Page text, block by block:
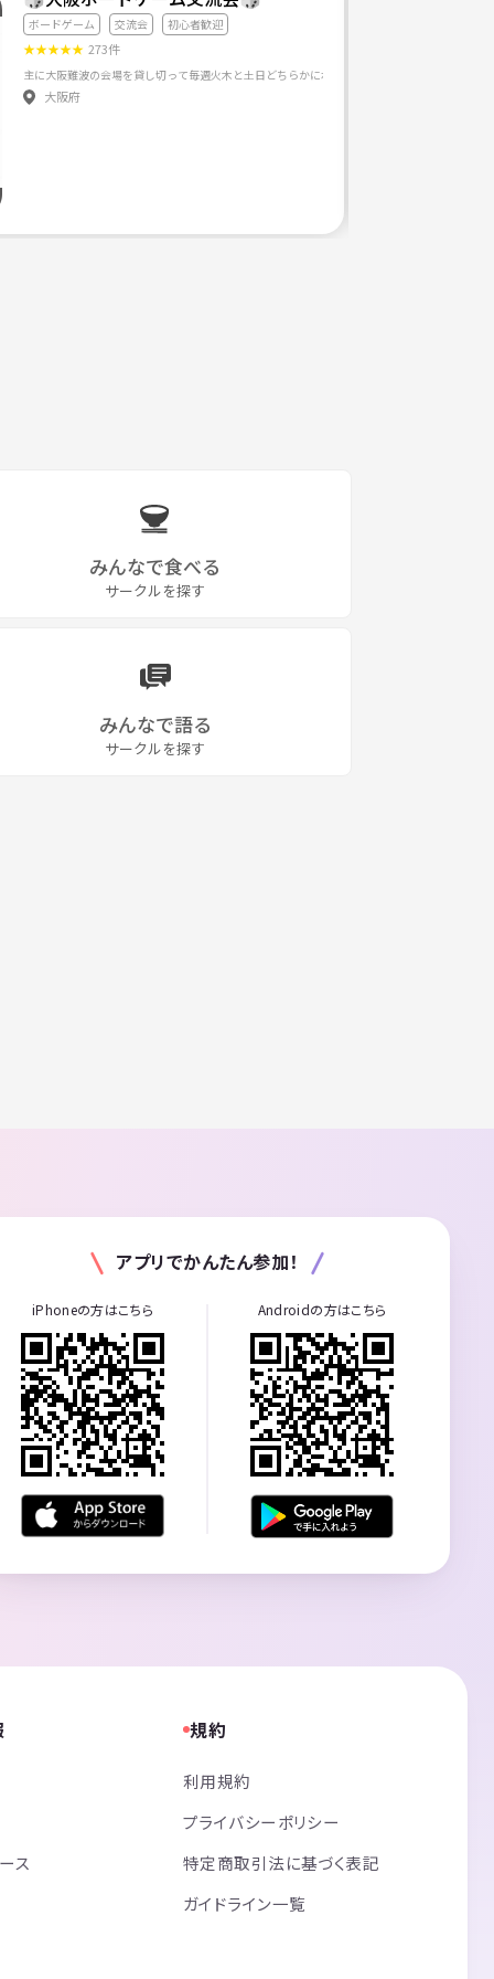
ボードゲーム 交流会 初心者歓迎
★★★★★ 273件
大阪府
みんなで食べる
サークルを探す
みんなで語る
サークルを探す
アプリでかんたん参加！
iPhoneの方はこちら Androidの方はこちら
ス
規約
利用規約
プライバシーポリシー
特定商取引法に基づく表記
ガイドライン一覧